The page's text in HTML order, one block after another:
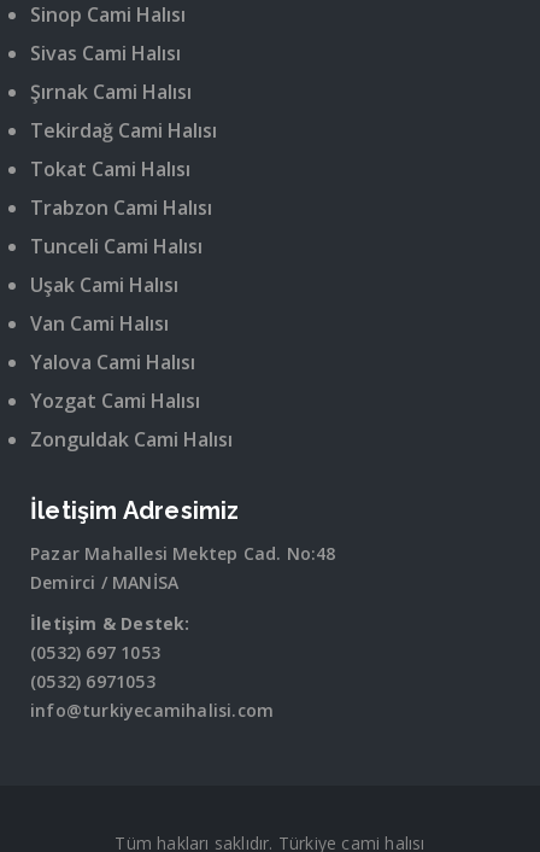
Sinop Cami Halısı
Sivas Cami Halısı
Şırnak Cami Halısı
Tekirdağ Cami Halısı
Tokat Cami Halısı
Trabzon Cami Halısı
Tunceli Cami Halısı
Uşak Cami Halısı
Van Cami Halısı
Yalova Cami Halısı
Yozgat Cami Halısı
Zonguldak Cami Halısı
İletişim Adresimiz
Pazar Mahallesi Mektep Cad. No:48
Demirci / MANİSA
İletişim & Destek:
(0532) 697 1053
(0532) 6971053
info@turkiyecamihalisi.com
Tüm hakları saklıdır. Türkiye cami halısı